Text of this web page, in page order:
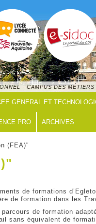
- CAMPUS DES
GENERAL ET
PRO ARCHIVES
(FEA)"
de formations
de formation dans les
de formation
sans équivalent de